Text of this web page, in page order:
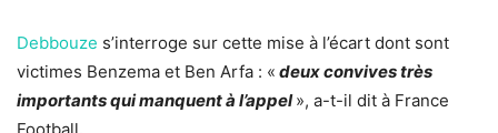
Debbouze s’interroge sur cette mise à l’écart dont sont
victimes Benzema et Ben Arfa : « deux convives très
importants qui manquent à l’appel », a-t-il dit à France
Football.